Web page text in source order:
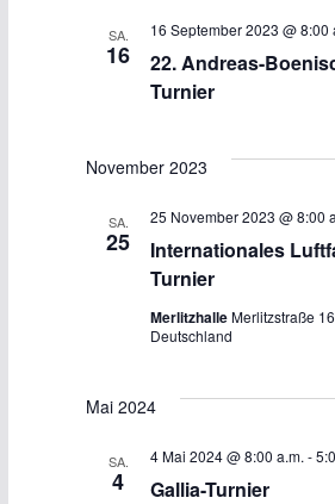
SA.
16
22. Andreas-
Turnier
16 September 2023 @ 8:00
November 2023
SA.
25
Internationales
Turnier
25 November 2023 @ 8:00
MerlitzhalleMerlitzstraße
Deutschland
Mai 2024
SA.
4 Gallia-Turnier
4 Mai 2024 @ 8:00 a.m. -